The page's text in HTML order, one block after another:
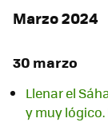
Marzo 2024
30 marzo
Llenar el
y muy